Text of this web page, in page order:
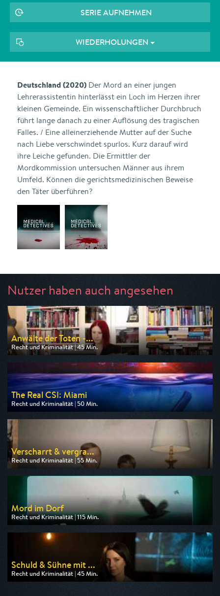
SERIE AUFNEHMEN
WIEDERHOLUNGEN
Deutschland (2020) Der Mord an einer jungen
Lehrerassistentin hinterlässt ein Loch im Herzen ihrer
kleinen Gemeinde. Ein wissenschaftlicher Durchbruch
führt lange danach zu einer Auflösung des tragischen
Falles. / Eine alleinerziehende Mutter auf der Suche
nach Liebe verschwindet spurlos. Kurz darauf wird
ihre Leiche gefunden. Die Ermittler der
Mordkommission untersuchen Männer aus ihrem
Umfeld. Können die gerichtsmedizinischen Beweise
den Täter überführen?
Nutzer haben auch angesehen
Anwälte der Toten -...
Recht und Kriminalität | 45 Min.
Ausgestrahlt von n-tv
am 09.08.2026, 20:15
The Real CSI: Miami
Recht und Kriminalität | 50 Min.
Ausgestrahlt von Nitro
am 10.08.2026, 20:15
Verscharrt & vergra...
Recht und Kriminalität | 55 Min.
Ausgestrahlt von SAT.1 Gold
am 11.08.2026, 20:15
Mord im Dorf
Recht und Kriminalität | 115 Min.
Ausgestrahlt von SAT.1 Gold
am 10.08.2026, 20:15
Schuld & Sühne mit ...
Recht und Kriminalität | 45 Min.
Ausgestrahlt von ZDF